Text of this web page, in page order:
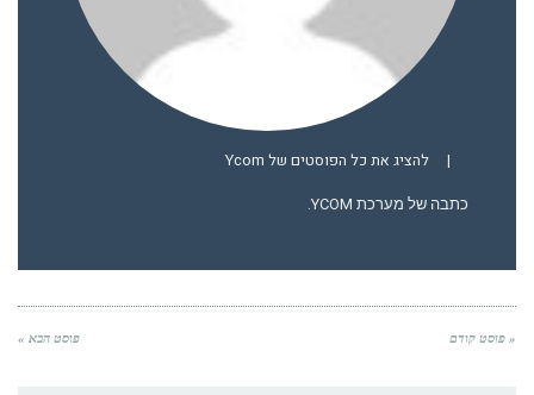
| להציג את כל הפוסטים של Ycom
כתבה של מערכת YCOM.
« פוסט קודם פוסט הבא »